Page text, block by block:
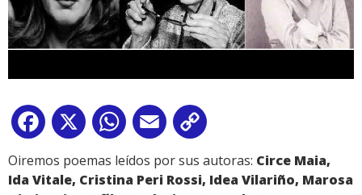
Facebook
X WhatsApp
Email
Link
Oiremos poemas leídos por sus autoras: Circe Maia,
Ida Vitale, Cristina Peri Rossi, Idea Vilariño, Marosa